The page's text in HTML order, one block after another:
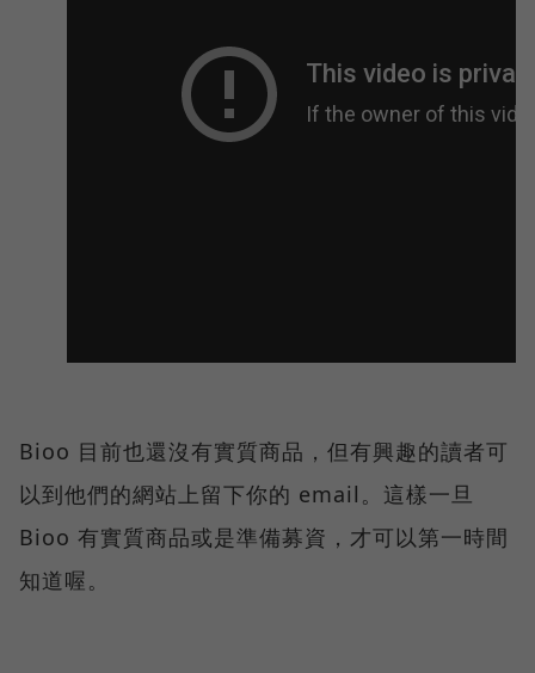
Bioo 目前也還沒有實質商品，但有興趣的讀者可
以到他們的網站上留下你的 email。這樣一旦
Bioo 有實質商品或是準備募資，才可以第一時間
知道喔。